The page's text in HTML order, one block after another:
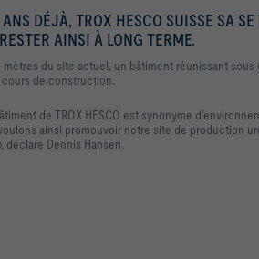
DÉJÀ, TROX HESCO SUISSE SA
AINSI À LONG TERME.
mètres du site actuel, un bâtiment réunissant
de construction.
de TROX HESCO est synonyme
ainsi promouvoir notre site de production
déclare Dennis Hansen.